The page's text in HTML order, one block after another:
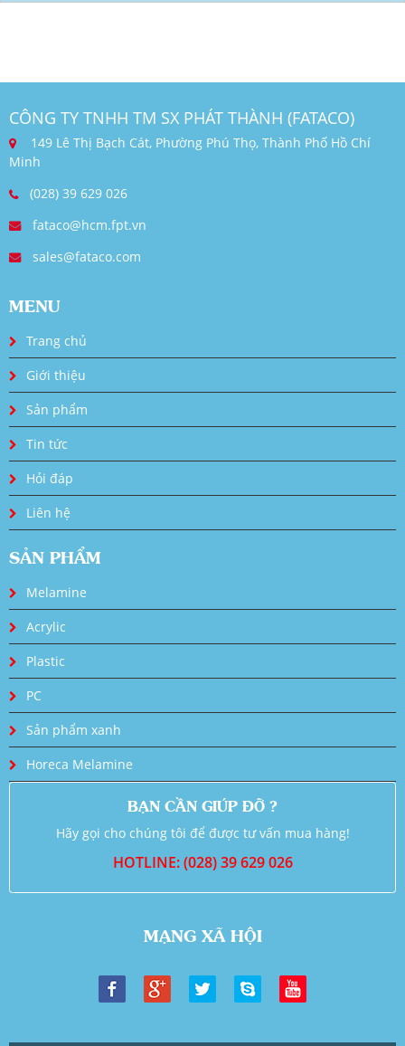
CÔNG TY TNHH TM SX PHÁT THÀNH (FATACO)
149 Lê Thị Bạch Cát, Phường Phú Thọ, Thành Phố Hồ Chí
Minh
(028) 39 629 026
fataco@hcm.fpt.vn
sales@fataco.com
MENU
Trang chủ
Giới thiệu
Sản phẩm
Tin tức
Hỏi đáp
Liên hệ
SẢN PHẨM
Melamine
Acrylic
Plastic
PC
Sản phẩm xanh
Horeca Melamine
BẠN CẦN GIÚP ĐỠ ?
Hãy gọi cho chúng tôi để được tư vấn mua hàng!
HOTLINE: (028) 39 629 026
MẠNG XÃ HỘI